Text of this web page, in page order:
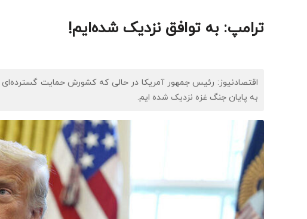
ترامپ: به توافق نزدیک شده‌ایم!
اقتصادنیوز: رئیس جمهور آمریکا در حالی که کشورش حمایت
به پایان جنگ غزه نزدیک شده ایم.